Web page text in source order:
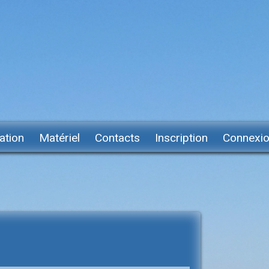
Matériel Contacts Inscription